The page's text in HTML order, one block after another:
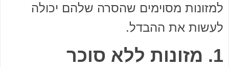
למזונות מסוימים שהסרה שלהם יכולה
לעשות את ההבדל.
1. מזונות ללא סוכר